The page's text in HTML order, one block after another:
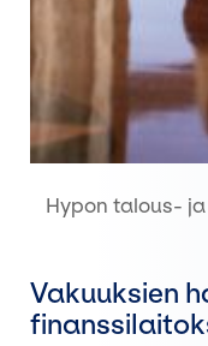
Hypon talous-
Vakuuksien